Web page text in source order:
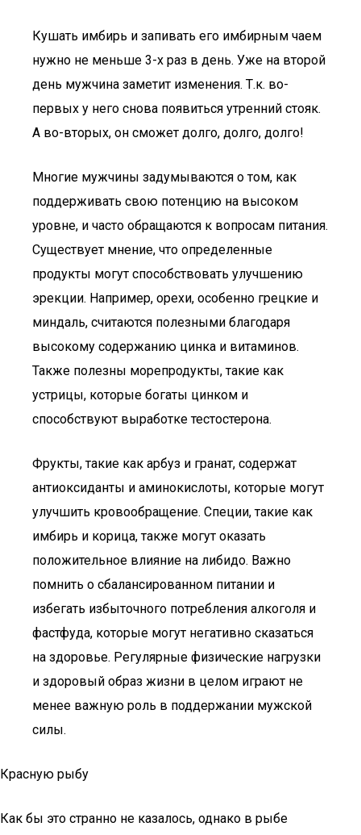
Кушать имбирь и запивать его имбирным чаем
нужно не меньше 3-х раз в день. Уже на второй
день мужчина заметит изменения. Т.к. во-
первых у него снова появиться утренний стояк.
А во-вторых, он сможет долго, долго, долго!
Многие мужчины задумываются о том, как
поддерживать свою потенцию на высоком
уровне, и часто обращаются к вопросам питания.
Существует мнение, что определенные
продукты могут способствовать улучшению
эрекции. Например, орехи, особенно грецкие и
миндаль, считаются полезными благодаря
высокому содержанию цинка и витаминов.
Также полезны морепродукты, такие как
устрицы, которые богаты цинком и
способствуют выработке тестостерона.
Фрукты, такие как арбуз и гранат, содержат
антиоксиданты и аминокислоты, которые могут
улучшить кровообращение. Специи, такие как
имбирь и корица, также могут оказать
положительное влияние на либидо. Важно
помнить о сбалансированном питании и
избегать избыточного потребления алкоголя и
фастфуда, которые могут негативно сказаться
на здоровье. Регулярные физические нагрузки
и здоровый образ жизни в целом играют не
менее важную роль в поддержании мужской
силы.
Красную рыбу
Как бы это странно не казалось, однако в рыбе